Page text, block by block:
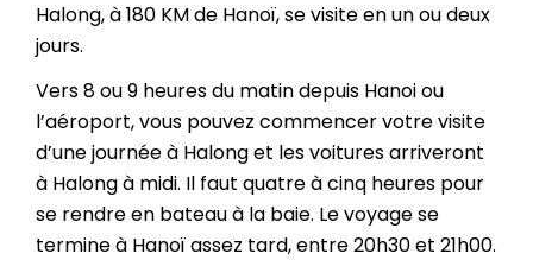
Halong, à 180 KM de Hanoï, se visite en un ou deux
jours.
Vers 8 ou 9 heures du matin depuis Hanoi ou
l’aéroport, vous pouvez commencer votre visite
d’une journée à Halong et les voitures arriveront
à Halong à midi. Il faut quatre à cinq heures pour
se rendre en bateau à la baie. Le voyage se
termine à Hanoï assez tard, entre 20h30 et 21h00.